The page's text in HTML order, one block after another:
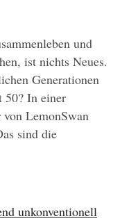
und
ist nichts Neues.
Generationen
50? In einer
LemonSwan
sind die
unkonventionell